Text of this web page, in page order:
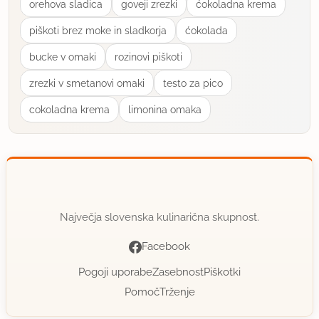
uporabno
yulchi
član od 2007 630 sporočil
11.10.2010 ob 15:42
fotoaparat v roko dobit.
orehova sladica goveji zrezki ćokoladna krema
piškoti brez moke in sladkorja ćokolada
bucke v omaki rozinovi piškoti
zrezki v smetanovi omaki testo za pico
cokoladna krema limonina omaka
Največja slovenska kulinarična skupnost.
Facebook
Pogoji uporabeZasebnostPiškotki
PomočTrženje